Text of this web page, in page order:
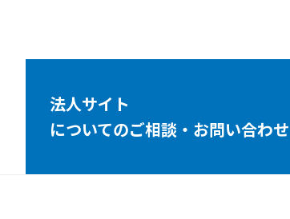
法人サイト
についてのご相談・お問い合わせ